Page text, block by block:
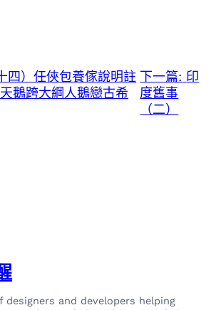
四）任俠包養傢說明註
鵝跨大綱人鵝戀古希
下一篇: 印
度舊事
（二）
designers and developers helping